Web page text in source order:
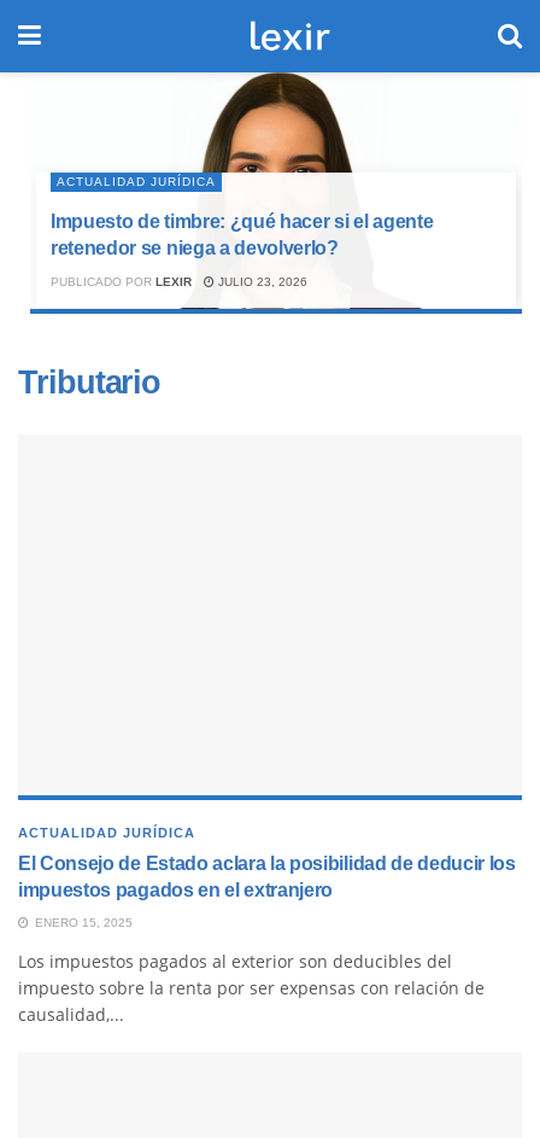
ACTUALIDAD JURÍDICA
Impuesto de timbre: ¿qué hacer si el agente
retenedor se niega a devolverlo?
PUBLICADO POR LEXIR JULIO 23, 2026
Tributario
ACTUALIDAD JURÍDICA
El Consejo de Estado aclara la posibilidad de deducir los
impuestos pagados en el extranjero
ENERO 15, 2025
Los impuestos pagados al exterior son deducibles del
impuesto sobre la renta por ser expensas con relación de
causalidad,...